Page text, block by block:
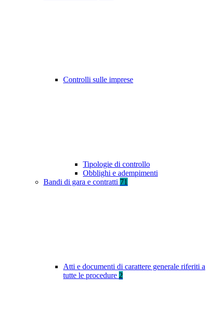
Controlli sulle imprese
Tipologie di controllo
Obblighi e adempimenti
Bandi di gara e contratti 71
Atti e documenti di carattere generale riferiti a
tutte le procedure 2